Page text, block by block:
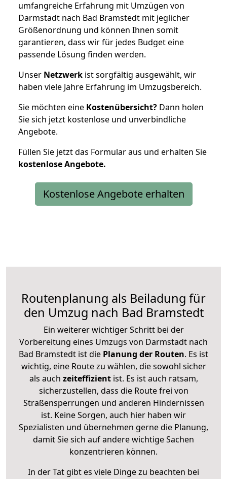
umfangreiche Erfahrung mit Umzügen von
Darmstadt nach Bad Bramstedt mit jeglicher
Größenordnung und können Ihnen somit
garantieren, dass wir für jedes Budget eine
passende Lösung finden werden.
Unser Netzwerk ist sorgfältig ausgewählt, wir
haben viele Jahre Erfahrung im Umzugsbereich.
Sie möchten eine Kostenübersicht? Dann holen
Sie sich jetzt kostenlose und unverbindliche
Angebote.
Füllen Sie jetzt das Formular aus und erhalten Sie
kostenloseAngebote.
Kostenlose Angebote erhalten
Routenplanung als Beiladung für
den Umzug nach Bad Bramstedt
Ein weiterer wichtiger Schritt bei der
Vorbereitung eines Umzugs von Darmstadt nach
Bad Bramstedt ist die Planung der Routen. Es ist
wichtig, eine Route zu wählen, die sowohl sicher
als auch zeiteffizientist. Es ist auch ratsam,
sicherzustellen, dass die Route frei von
Straßensperrungen und anderen Hindernissen
ist. Keine Sorgen, auch hier haben wir
Spezialisten und übernehmen gerne die Planung,
damit Sie sich auf andere wichtige Sachen
konzentrieren können.
In der Tat gibt es viele Dinge zu beachten bei